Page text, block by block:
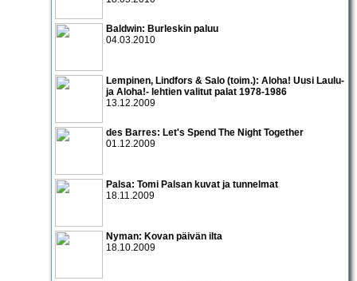
Baldwin: Burleskin paluu
04.03.2010
Lempinen, Lindfors & Salo (toim.): Aloha! Uusi Laulu-
ja Aloha!- lehtien valitut palat 1978-1986
13.12.2009
des Barres: Let's Spend The Night Together
01.12.2009
Palsa: Tomi Palsan kuvat ja tunnelmat
18.11.2009
Nyman: Kovan päivän ilta
18.10.2009